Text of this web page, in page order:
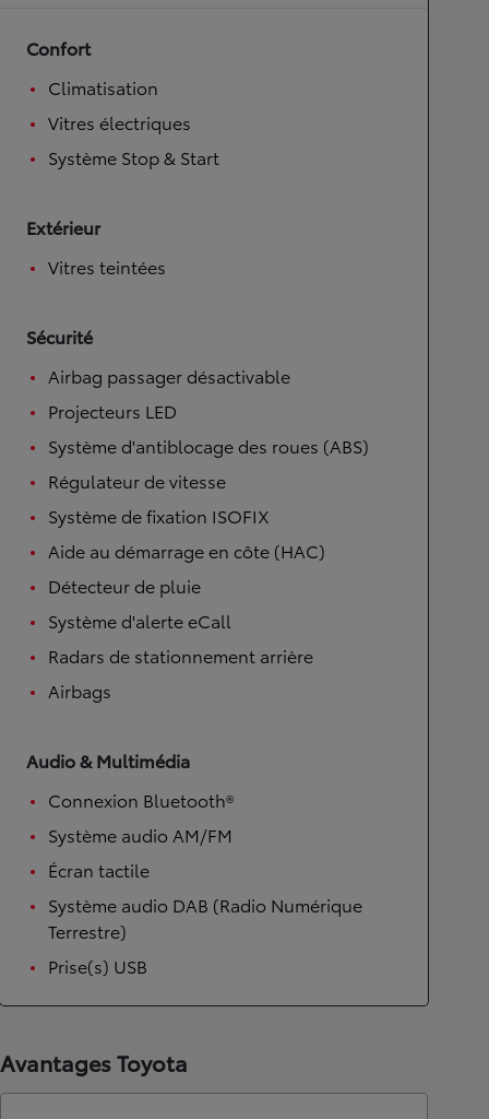
Confort
Climatisation
Vitres électriques
Système Stop & Start
Extérieur
Vitres teintées
Sécurité
Airbag passager désactivable
Projecteurs LED
Système d'antiblocage des roues (ABS)
Régulateur de vitesse
Système de fixation ISOFIX
Aide au démarrage en côte (HAC)
Détecteur de pluie
Système d'alerte eCall
Radars de stationnement arrière
Airbags
Audio & Multimédia
Connexion Bluetooth®
Système audio AM/FM
Écran tactile
Système audio DAB (Radio Numérique
Terrestre)
Prise(s) USB
Avantages Toyota